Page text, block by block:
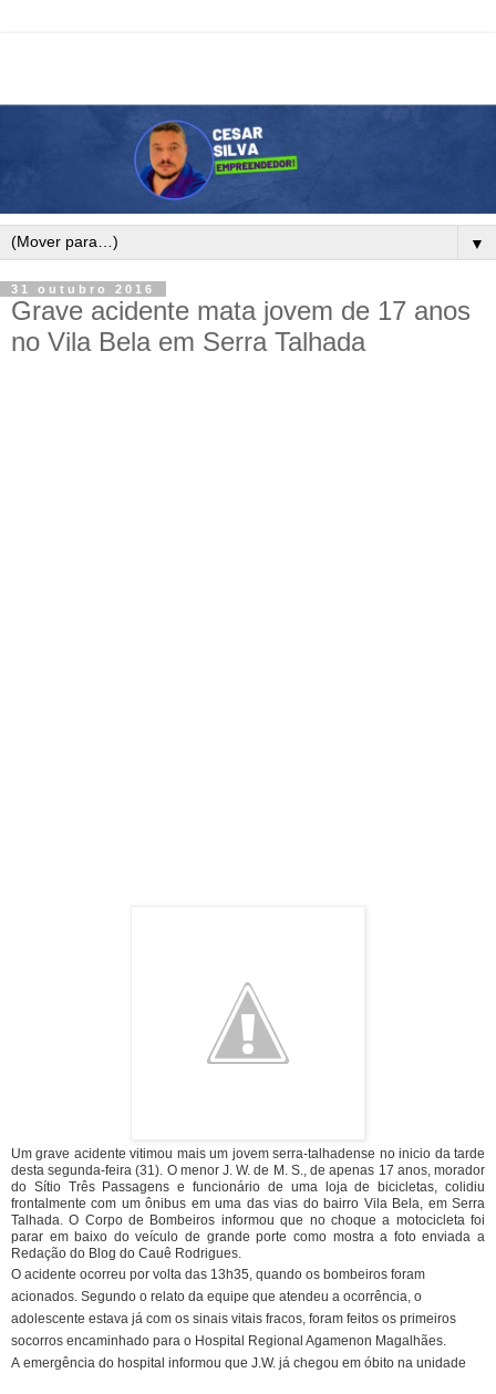
▼
31 outubro 2016
Grave acidente mata jovem de 17 anos
no Vila Bela em Serra Talhada
Um grave acidente vitimou mais um jovem serra-talhadense no inicio da tarde
desta segunda-feira (31). O menor J. W. de M. S., de apenas 17 anos, morador
do Sítio Três Passagens e funcionário de uma loja de bicicletas, colidiu
frontalmente com um ônibus em uma das vias do bairro Vila Bela, em Serra
Talhada. O Corpo de Bombeiros informou que no choque a motocicleta foi
parar em baixo do veículo de grande porte como mostra a foto enviada a
Redação do Blog do Cauê Rodrigues.
O acidente ocorreu por volta das 13h35, quando os bombeiros foram
acionados. Segundo o relato da equipe que atendeu a ocorrência, o
adolescente estava já com os sinais vitais fracos, foram feitos os primeiros
socorros encaminhado para o Hospital Regional Agamenon Magalhães.
A emergência do hospital informou que J.W. já chegou em óbito na unidade